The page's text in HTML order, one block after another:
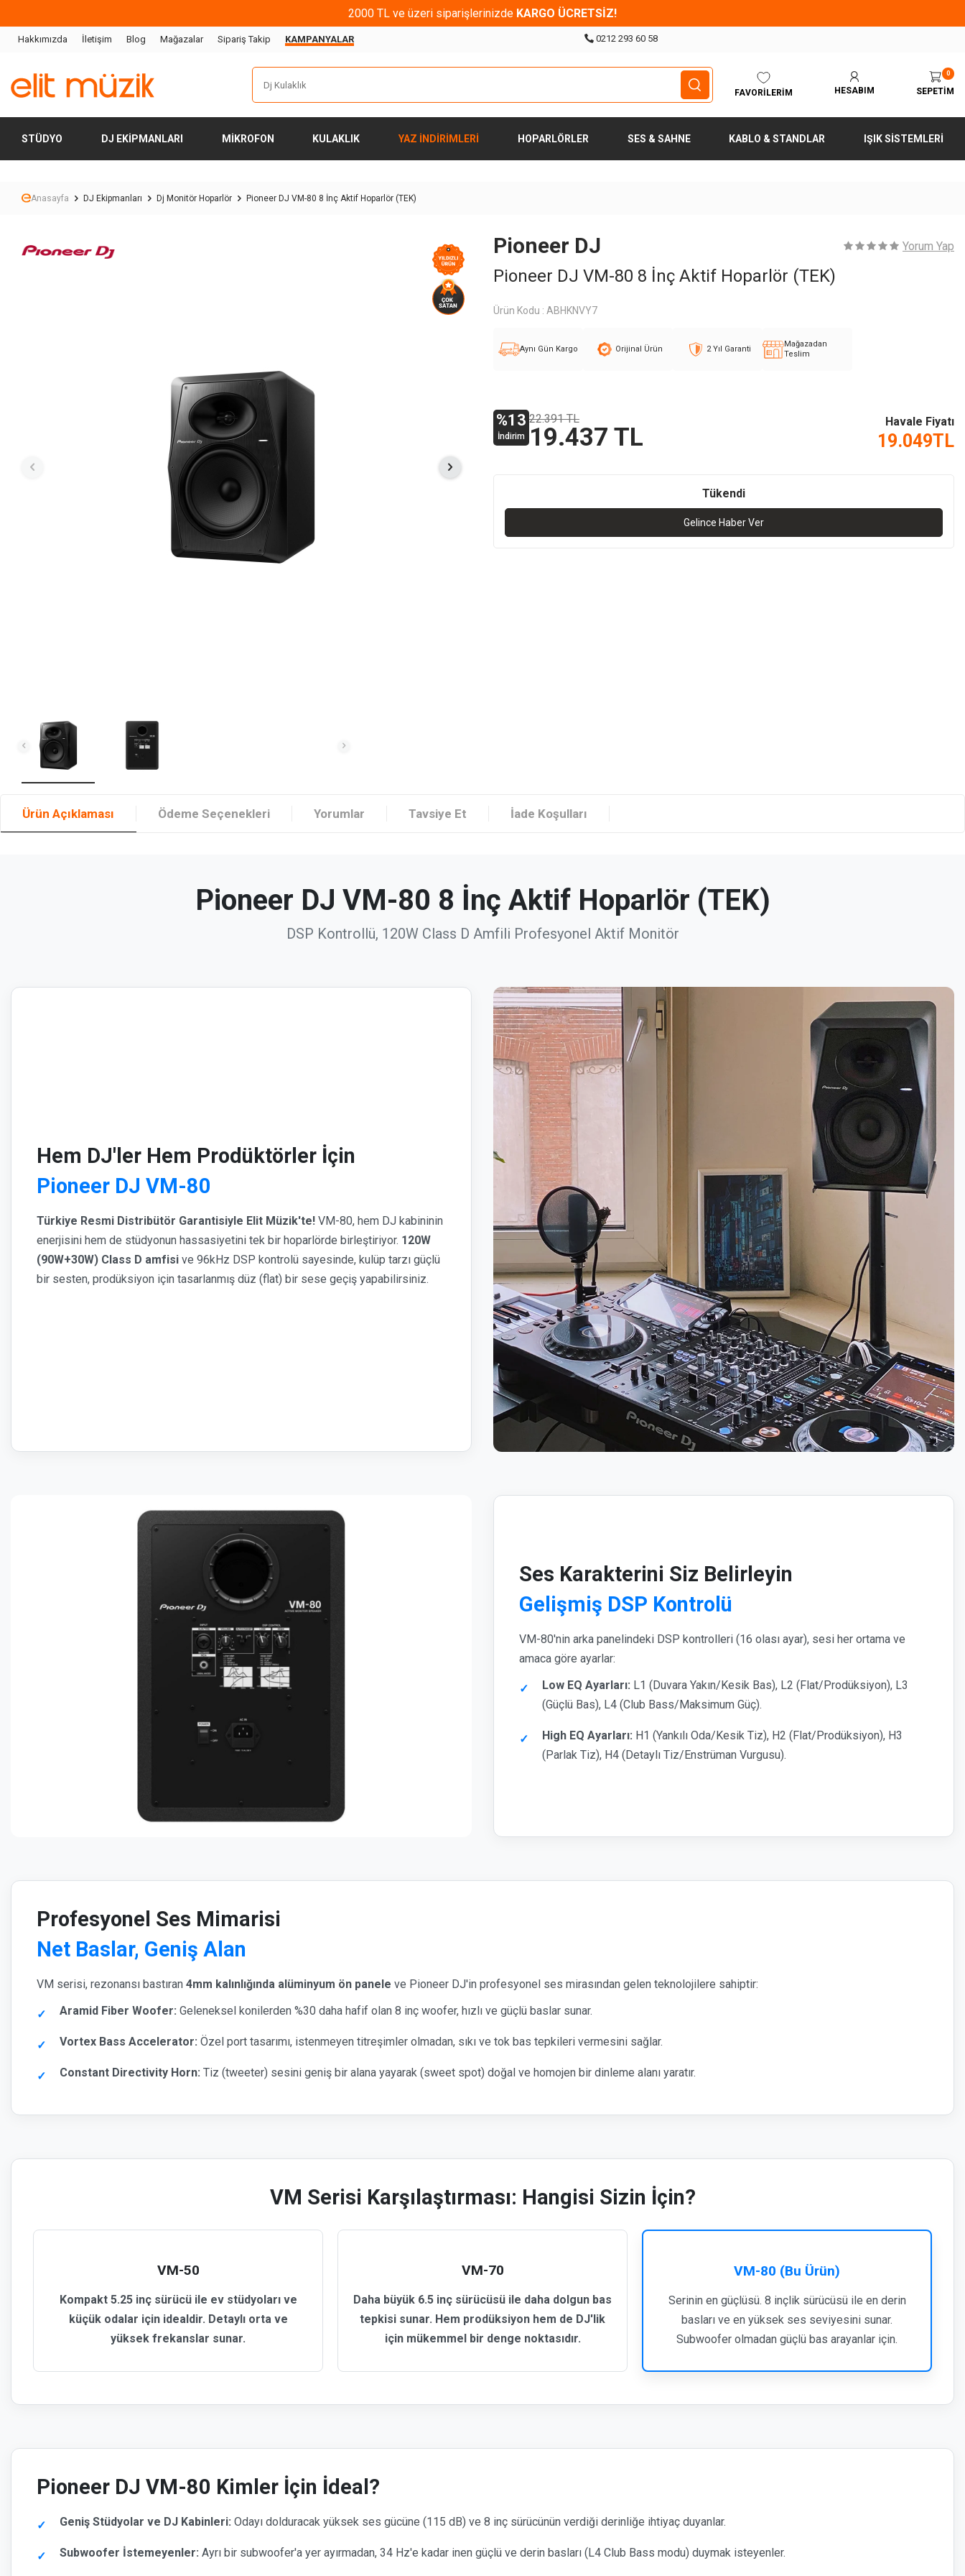
2000 TL ve üzeri siparişlerinizde KARGO ÜCRETSİZ!
Hakkımızda İletişim Blog Mağazalar Sipariş Takip KAMPANYALAR 0212 293 60 58
FAVORILERIM HESABIM
0
SEPETIM
STÜDYO DJ EKIPMANLARI MIKROFON KULAKLIK YAZ İNDİRİMLERİ HOPARLÖRLER SES & SAHNE KABLO & STANDLAR IŞIK SISTEMLERI
Anasayfa DJ Ekipmanları Dj Monitör Hoparlör Pioneer DJ VM-80 8 İnç Aktif Hoparlör (TEK)
Pioneer DJ Yorum Yap
Pioneer DJ VM-80 8 İnç Aktif Hoparlör (TEK)
Ürün Kodu : ABHKNVY7
Aynı Gün Kargo Orijinal Ürün 2 Yıl Garanti
Mağazadan
Teslim
%13
İndirim
22.391TL
19.437 TL
Havale Fiyatı
19.049TL
Tükendi
Gelince Haber Ver
Ürün Açıklaması Ödeme Seçenekleri Yorumlar Tavsiye Et İade Koşulları
Pioneer DJ VM-80 8 İnç Aktif Hoparlör (TEK)
DSP Kontrollü, 120W Class D Amfili Profesyonel Aktif Monitör
Hem DJ'ler Hem Prodüktörler İçin
Pioneer DJ VM-80
Türkiye Resmi Distribütör Garantisiyle Elit Müzik'te! VM-80, hem DJ kabininin
enerjisini hem de stüdyonun hassasiyetini tek bir hoparlörde birleştiriyor. 120W
(90W+30W) Class D amfisi ve 96kHz DSP kontrolü sayesinde, kulüp tarzı güçlü
bir sesten, prodüksiyon için tasarlanmış düz (flat) bir sese geçiş yapabilirsiniz.
Ses Karakterini Siz Belirleyin
Gelişmiş DSP Kontrolü
VM-80'nin arka panelindeki DSP kontrolleri (16 olası ayar), sesi her ortama ve
amaca göre ayarlar:
Low EQ Ayarları: L1 (Duvara Yakın/Kesik Bas), L2 (Flat/Prodüksiyon), L3
(Güçlü Bas), L4 (Club Bass/Maksimum Güç).
High EQ Ayarları: H1 (Yankılı Oda/Kesik Tiz), H2 (Flat/Prodüksiyon), H3
(Parlak Tiz), H4 (Detaylı Tiz/Enstrüman Vurgusu).
Profesyonel Ses Mimarisi
Net Baslar, Geniş Alan
VM serisi, rezonansı bastıran 4mm kalınlığında alüminyum ön panele ve Pioneer DJ'in profesyonel ses mirasından gelen teknolojilere sahiptir:
Aramid Fiber Woofer: Geleneksel konilerden %30 daha hafif olan 8 inç woofer, hızlı ve güçlü baslar sunar.
Vortex Bass Accelerator: Özel port tasarımı, istenmeyen titreşimler olmadan, sıkı ve tok bas tepkileri vermesini sağlar.
Constant Directivity Horn: Tiz (tweeter) sesini geniş bir alana yayarak (sweet spot) doğal ve homojen bir dinleme alanı yaratır.
VM Serisi Karşılaştırması: Hangisi Sizin İçin?
VM-50
Kompakt 5.25 inç sürücü ile ev stüdyoları ve
küçük odalar için idealdir. Detaylı orta ve
yüksek frekanslar sunar.
VM-70
Daha büyük 6.5 inç sürücüsü ile daha dolgun bas
tepkisi sunar. Hem prodüksiyon hem de DJ'lik
için mükemmel bir denge noktasıdır.
VM-80 (Bu Ürün)
Serinin en güçlüsü. 8 inçlik sürücüsü ile en derin
basları ve en yüksek ses seviyesini sunar.
Subwoofer olmadan güçlü bas arayanlar için.
Pioneer DJ VM-80 Kimler İçin İdeal?
Geniş Stüdyolar ve DJ Kabinleri: Odayı dolduracak yüksek ses gücüne (115 dB) ve 8 inç sürücünün verdiği derinliğe ihtiyaç duyanlar.
Subwoofer İstemeyenler: Ayrı bir subwoofer'a yer ayırmadan, 34 Hz'e kadar inen güçlü ve derin basları (L4 Club Bass modu) duymak isteyenler.